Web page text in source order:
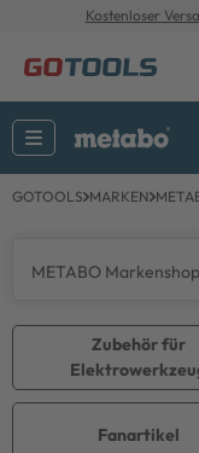
Kostenloser
GOTOOLS MARKEN
Zubehör für
Fanartikel